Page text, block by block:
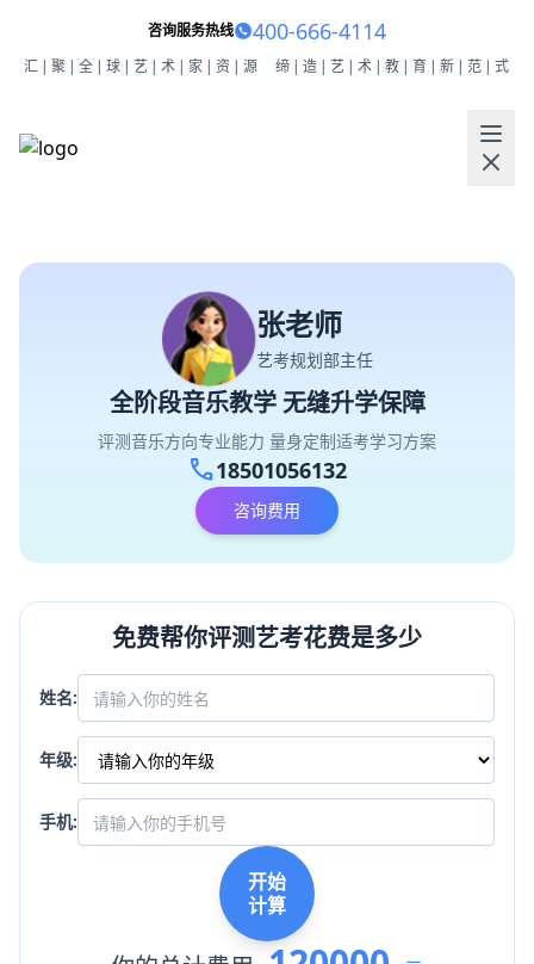
咨询服务热线 400-666-4114
汇|聚|全|球|艺|术|家|资|源 缔|造|艺|术|教|育|新|范|式
张老师
艺考规划部主任
全阶段音乐教学 无缝升学保障
评测音乐方向专业能力 量身定制适考学习方案
call18501056132
咨询费用
免费帮你评测艺考花费是多少
姓名:
年级:
手机:
开始
计算